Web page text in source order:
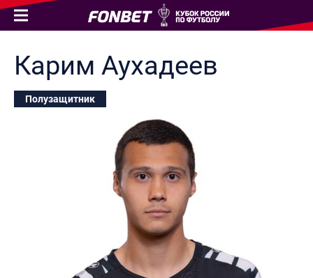
Карим Аухадеев
Полузащитник